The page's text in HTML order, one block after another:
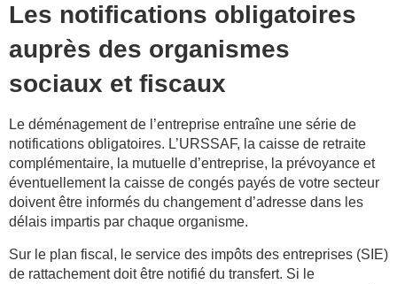
Les notifications obligatoires
auprès des organismes
sociaux et fiscaux
Le déménagement de l’entreprise entraîne une série de
notifications obligatoires. L’URSSAF, la caisse de retraite
complémentaire, la mutuelle d’entreprise, la prévoyance et
éventuellement la caisse de congés payés de votre secteur
doivent être informés du changement d’adresse dans les
délais impartis par chaque organisme.
Sur le plan fiscal, le service des impôts des entreprises (SIE)
de rattachement doit être notifié du transfert. Si le